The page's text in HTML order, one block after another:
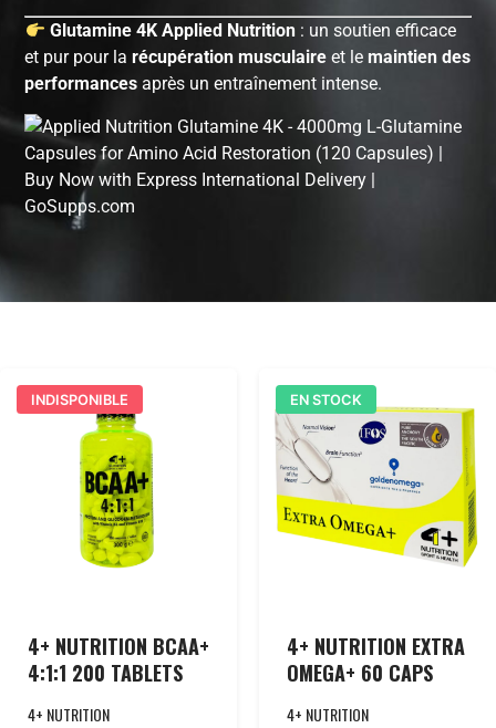
Glutamine 4K Applied Nutrition: un soutien efficace
et pur pour larécupération musculaire et le maintien des
performances après un entraînement intense.
INDISPONIBLE
4+ NUTRITION BCAA+
4:1:1 200 TABLETS
4+ NUTRITION
EN STOCK
4+ NUTRITION EXTRA
OMEGA+ 60 CAPS
4+ NUTRITION